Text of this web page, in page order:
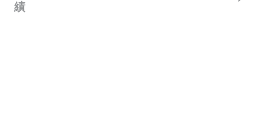
績